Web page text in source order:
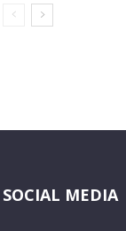
SOCIAL MEDIA